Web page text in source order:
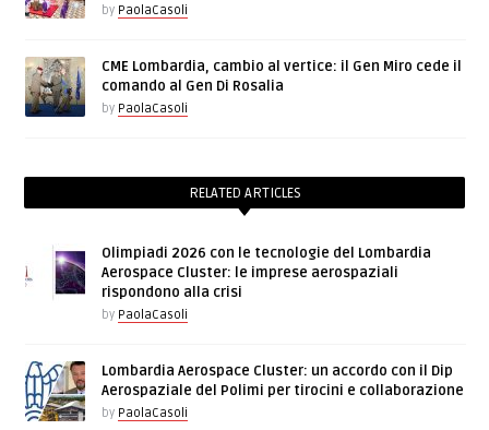
by PaolaCasoli
CME Lombardia, cambio al vertice: il Gen Miro cede il
comando al Gen Di Rosalia
by PaolaCasoli
RELATED ARTICLES
Olimpiadi 2026 con le tecnologie del Lombardia
Aerospace Cluster: le imprese aerospaziali
rispondono alla crisi
by PaolaCasoli
Lombardia Aerospace Cluster: un accordo con il Dip
Aerospaziale del Polimi per tirocini e collaborazione
by PaolaCasoli